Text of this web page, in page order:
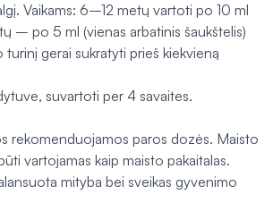
Vaikams: 6–12 metų vartoti po 10 ml
– po 5 ml (vienas arbatinis šaukštelis)
gerai sukratyti prieš kiekvieną
suvartoti per 4 savaites.
rekomenduojamos paros dozės. Maisto
vartojamas kaip maisto pakaitalas.
mityba bei sveikas gyvenimo